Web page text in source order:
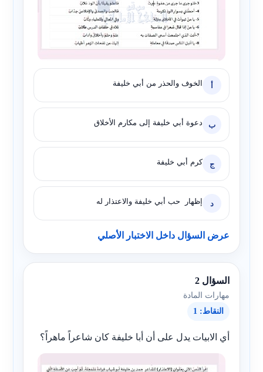
أ الخوف والحذر من أبي خليفة
ب دعوة أبي خليفة إلى مكارم الأخلاق
ج كرم أبي خليفة
د إظهار حب أبي خليفة والاعتذار له
عرض السؤال داخل الاختبار الأصلي
السؤال 2
مهارات المادة
النقاط: 1
أي الابيات يدل على أن أبا خليفة كان شاعراً ماهراً؟